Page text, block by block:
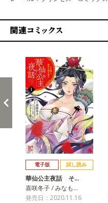
電子版 試し読み
華仙公主夜話 そ…
喜咲冬子 / みなも…
発売日：2020.11.16